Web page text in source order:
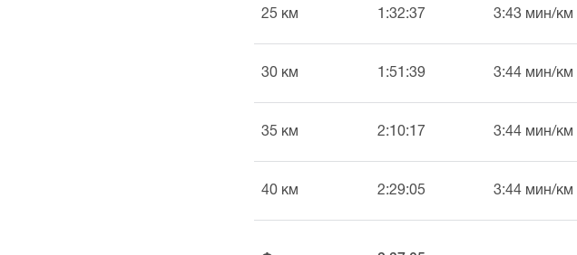
25 км 1:32:37 3:43 мин/км
30 км 1:51:39 3:44 мин/км
35 км 2:10:17 3:44 мин/км
40 км 2:29:05 3:44 мин/км